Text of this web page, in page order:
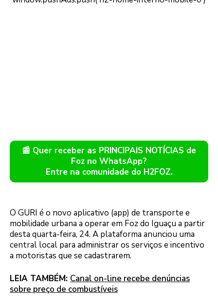
📰 Quer receber as PRINCIPAIS NOTÍCIAS de
Foz no WhatsApp?
Entre na comunidade do H2FOZ.
O GURI é o novo aplicativo (app) de transporte e
mobilidade urbana a operar em Foz do Iguaçu a partir
desta quarta-feira, 24. A plataforma anunciou uma
central local para administrar os serviços e incentivo
a motoristas que se cadastrarem.
LEIA TAMBÉM: Canal on-line recebe denúncias
sobre preço de combustíveis